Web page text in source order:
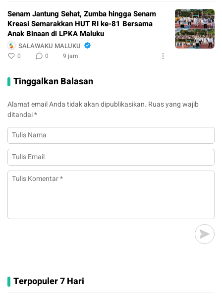
Senam Jantung Sehat, Zumba hingga Senam
Kreasi Semarakkan HUT RI ke-81 Bersama
Anak Binaan di LPKA Maluku
SALAWAKU MALUKU
0 0 9 jam
Tinggalkan Balasan
Alamat email Anda tidak akan dipublikasikan. Ruas yang wajib
ditandai*
Terpopuler 7 Hari